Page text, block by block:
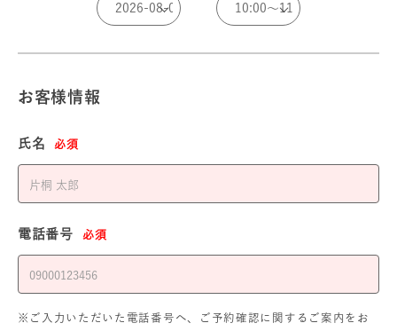
お客様情報
氏名 必須
電話番号 必須
※ご入力いただいた電話番号へ、ご予約確認に関するご案内をお